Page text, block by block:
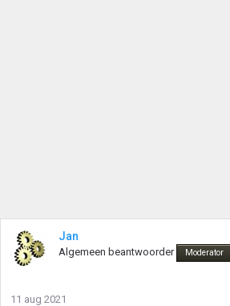
Jan
Algemeen beantwoorder Moderator
11 aug 2021